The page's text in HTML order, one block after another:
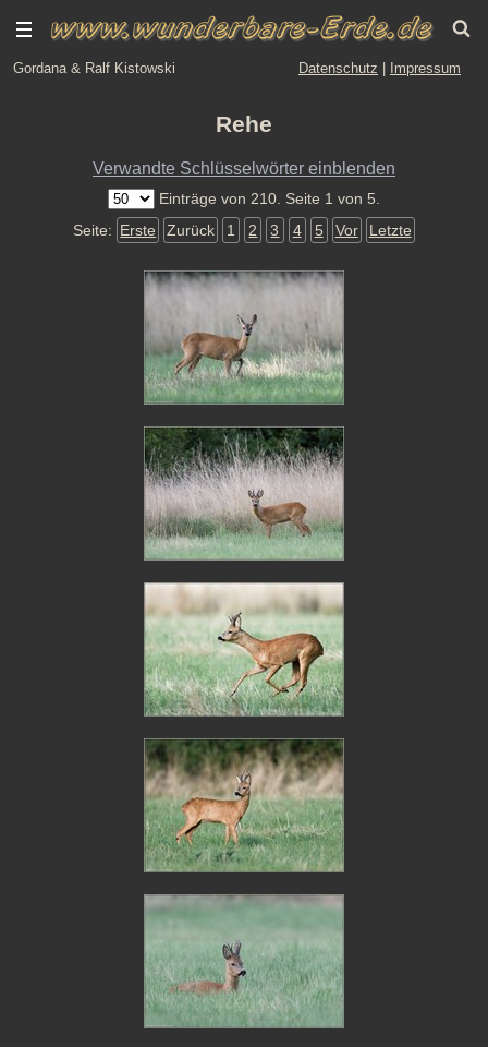
Gordana & Ralf Kistowski Datenschutz Impressum
Rehe
Verwandte Schlüsselwörter einblenden
Einträge von 210. Seite 1 von 5.
Seite: Erste Zurück 1 2 3 4 5 Vor Letzte